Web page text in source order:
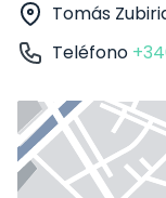
Tomás
Teléfono